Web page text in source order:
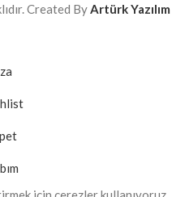
Created By Artürk Yazılım